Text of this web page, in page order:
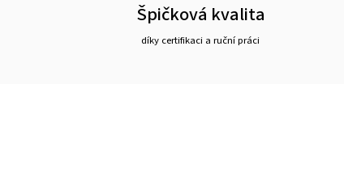
Špičková kvalita
díky certifikaci a ruční práci